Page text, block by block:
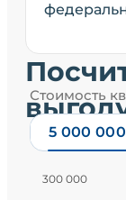
Стоимость
300 000